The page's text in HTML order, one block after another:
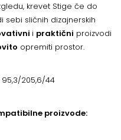
krevet Stige če do
sebi sličnih dizajnerskih
i praktični proizvodi
opremiti prostor.
205,6/44
proizvode: